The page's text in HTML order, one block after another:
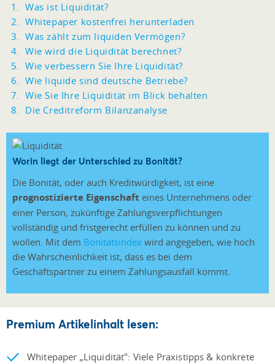
Was ist Liquidität?
Whitepaper kostenfrei herunterladen
Was zählt zum liquiden Vermögen?
Wie wird die Liquidität berechnet?
Wie verbessern Sie Ihre Liquidität?
Wie liquide sind deutsche Betriebe?
Wie Sie Ihre Liquidität im Blick behalten
Die Creditreform Bilanzanalyse
Worin liegt der Unterschied zu Bonität?
Die Bonität, oder auch Kreditwürdigkeit, ist eine
prognostizierte Eigenschaft eines Unternehmens oder
einer Person, zukünftige Zahlungsverpflichtungen
vollständig und fristgerecht erfüllen zu können und zu
wollen. Mit dem Bonitätsindex wird angegeben, wie hoch
die Wahrscheinlichkeit ist, dass es bei dem
Geschäftspartner zu einem Zahlungsausfall kommt.
Premium Artikelinhalt lesen:
Whitepaper „Liquidität": Viele Praxistipps & konkrete